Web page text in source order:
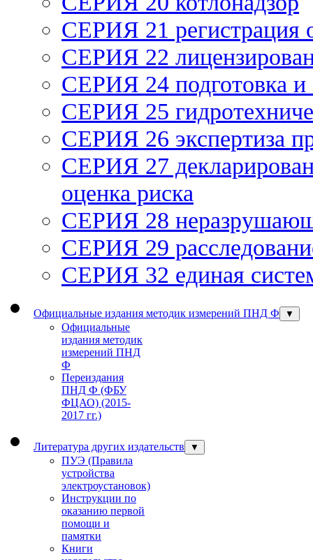
СЕРИЯ 21
СЕРИЯ 22
СЕРИЯ 24 подготовка и
СЕРИЯ 25
СЕРИЯ 26 экспертиза
СЕРИЯ 27
оценка риска
СЕРИЯ 28
СЕРИЯ 29
СЕРИЯ 32 единая
Официальные издания методик измерений ПНД Ф ▼
Официальные
издания методик
измерений ПНД
Ф
Переиздания
ПНД Ф (ФБУ
ФЦАО) (2015-
2017 гг.)
Литература других издательств ▼
ПУЭ (Правила
устройства
электроустановок)
Инструкции по
оказанию первой
помощи и
памятки
Книги